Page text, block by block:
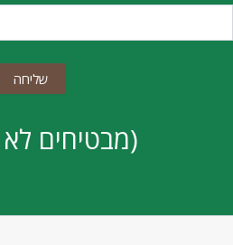
(מבטיחים